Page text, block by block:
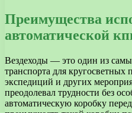
Преимущества
автоматической
Вездеходы — это один из
транспорта для кругосветных
экспедиций и других
преодолевал трудности без
автоматическую коробку